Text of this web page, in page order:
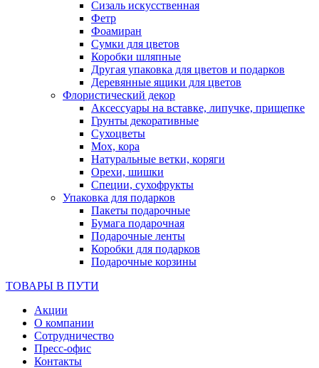
Сизаль искусственная
Фетр
Фоамиран
Сумки для цветов
Коробки шляпные
Другая упаковка для цветов и подарков
Деревянные ящики для цветов
Флористический декор
Аксессуары на вставке, липучке, прищепке
Грунты декоративные
Сухоцветы
Мох, кора
Натуральные ветки, коряги
Орехи, шишки
Специи, сухофрукты
Упаковка для подарков
Пакеты подарочные
Бумага подарочная
Подарочные ленты
Коробки для подарков
Подарочные корзины
ТОВАРЫ В ПУТИ
Акции
О компании
Сотрудничество
Пресс-офис
Контакты